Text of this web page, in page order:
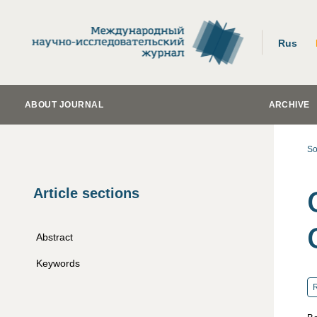
Rus
ABOUT JOURNAL ARCHIVE
Article sections
Abstract
Keywords